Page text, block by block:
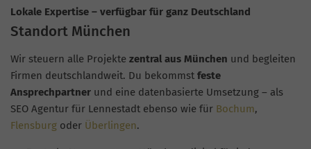
Lokale Expertise – verfügbar für ganz Deutschland
Standort München
Wir steuern alle Projekte zentral aus München und begleiten
Firmen deutschlandweit. Du bekommst feste
Ansprechpartner und eine datenbasierte Umsetzung – als
SEO Agentur für Lennestadt ebenso wie für Bochum,
Flensburg oder Überlingen.